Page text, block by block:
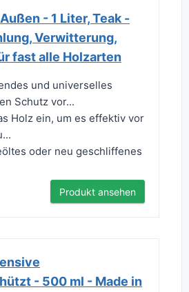
- 1 Liter, Teak -
Verwitterung,
fast alle Holzarten
und universelles
Schutz vor...
Holz ein, um es effektiv vor
oder neu geschliffenes
Produkt ansehen
- 500 ml - Made in